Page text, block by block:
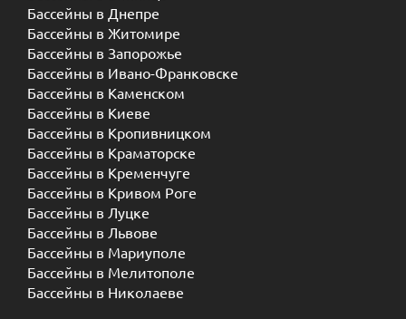
Бассейны в Днепре
Бассейны в Житомире
Бассейны в Запорожье
Бассейны в Ивано-Франковске
Бассейны в Каменском
Бассейны в Киеве
Бассейны в Кропивницком
Бассейны в Краматорске
Бассейны в Кременчуге
Бассейны в Кривом Роге
Бассейны в Луцке
Бассейны в Львове
Бассейны в Мариуполе
Бассейны в Мелитополе
Бассейны в Николаеве